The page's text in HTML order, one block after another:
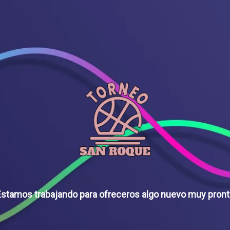
trabajando para ofreceros algo nuevo muy